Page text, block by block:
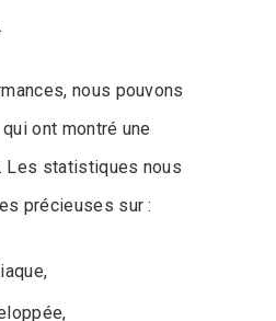
nous pouvons
ont montré une
Les statistiques nous
précieuses sur :